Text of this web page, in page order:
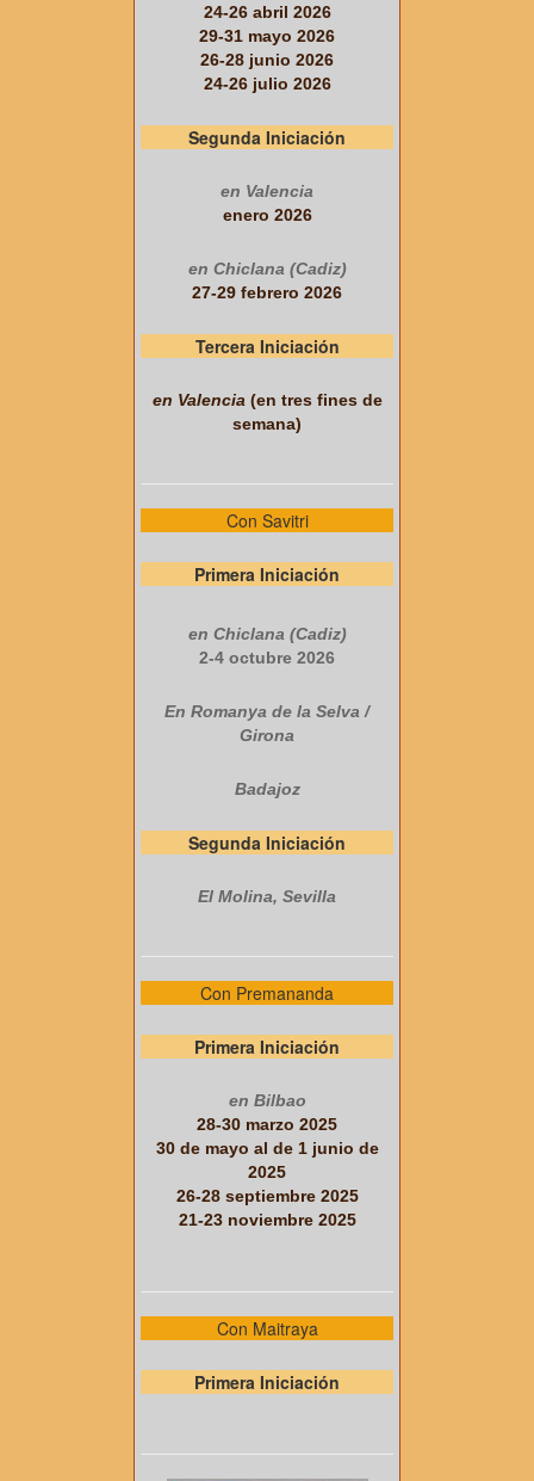
24-26 abril 2026
29-31 mayo 2026
26-28 junio 2026
24-26 julio 2026
Segunda Iniciación
en Valencia
enero 2026
en Chiclana (Cadiz)
27-29 febrero 2026
Tercera Iniciación
en Valencia (en tres fines de
semana)
Con Savitri
Primera Iniciación
en Chiclana (Cadiz)
2-4 octubre 2026
En Romanya de la Selva /
Girona
Badajoz
Segunda Iniciación
El Molina, Sevilla
Con Premananda
Primera Iniciación
en Bilbao
28-30 marzo 2025
30 de mayo al de 1 junio de
2025
26-28 septiembre 2025
21-23 noviembre 2025
Con Maitraya
Primera Iniciación